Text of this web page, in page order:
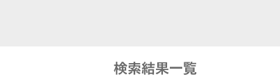
検索結果一覧